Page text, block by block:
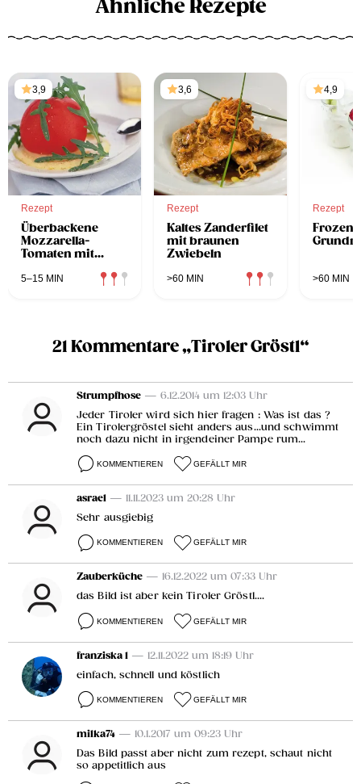
Ähnliche Rezepte
3,9
Rezept
Überbackene
Mozzarella-
Tomaten mit
5–15 MIN
3,6
Rezept
Kaltes Zanderfilet
mit braunen
Zwiebeln
>60 MIN
4,9
Rezept
Frozen
>60 MIN
21 Kommentare „Tiroler Gröstl“
Strumpfhose — 6.12.2014 um 12:03 Uhr
Jeder Tiroler wird sich hier fragen : Was ist das ?
Ein Tirolergröstel sieht anders aus...und schwimmt
noch dazu nicht in irgendeiner Pampe rum...
KOMMENTIEREN GEFÄLLT MIR
asrael — 11.11.2023 um 20:28 Uhr
Sehr ausgiebig
KOMMENTIEREN GEFÄLLT MIR
Zauberküche — 16.12.2022 um 07:33 Uhr
das Bild ist aber kein Tiroler Gröstl....
KOMMENTIEREN GEFÄLLT MIR
franziska 1 — 12.11.2022 um 18:19 Uhr
einfach, schnell und köstlich
KOMMENTIEREN GEFÄLLT MIR
milka74 — 10.1.2017 um 09:23 Uhr
Das Bild passt aber nicht zum rezept, schaut nicht
so appetitlich aus